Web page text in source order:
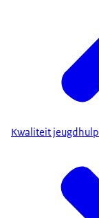
Kwaliteit jeugdhulp